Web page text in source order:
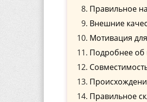
Правильное
Внешние
Мотивация
Подробнее
Правильное